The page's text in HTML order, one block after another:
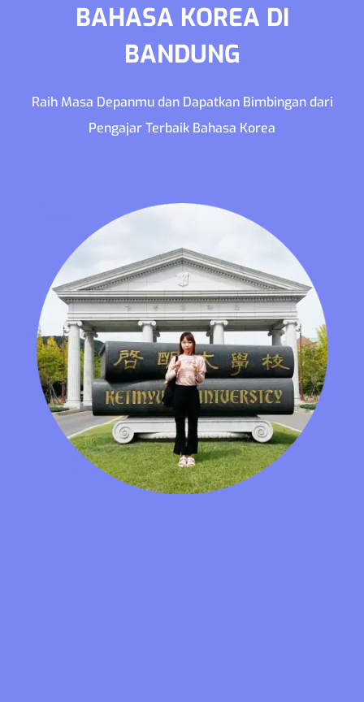
BAHASA KOREA DI
BANDUNG
Raih Masa Depanmu dan Dapatkan Bimbingan dari
Pengajar Terbaik Bahasa Korea